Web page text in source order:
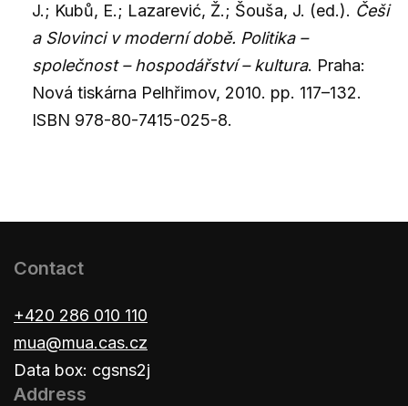
J.; Kubů, E.; Lazarević, Ž.; Šouša, J. (ed.). Češi
a Slovinci v moderní době. Politika –
společnost–hospodářství–kultura. Praha:
Nová tiskárna Pelhřimov, 2010. pp. 117–132.
ISBN 978-80-7415-025-8.
Contact
+420 286 010 110
mua@mua.cas.cz
Data box: cgsns2j
Address